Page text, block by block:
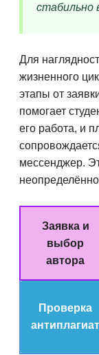
стабильно
Для
жизненного
этапы от
помогает
его работа, и
мессенджер.
Заявка и
выбор
автора
Проверка
антиплагиат